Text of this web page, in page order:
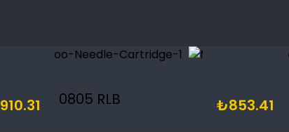
0805 RLB
910.31 ₺853.41